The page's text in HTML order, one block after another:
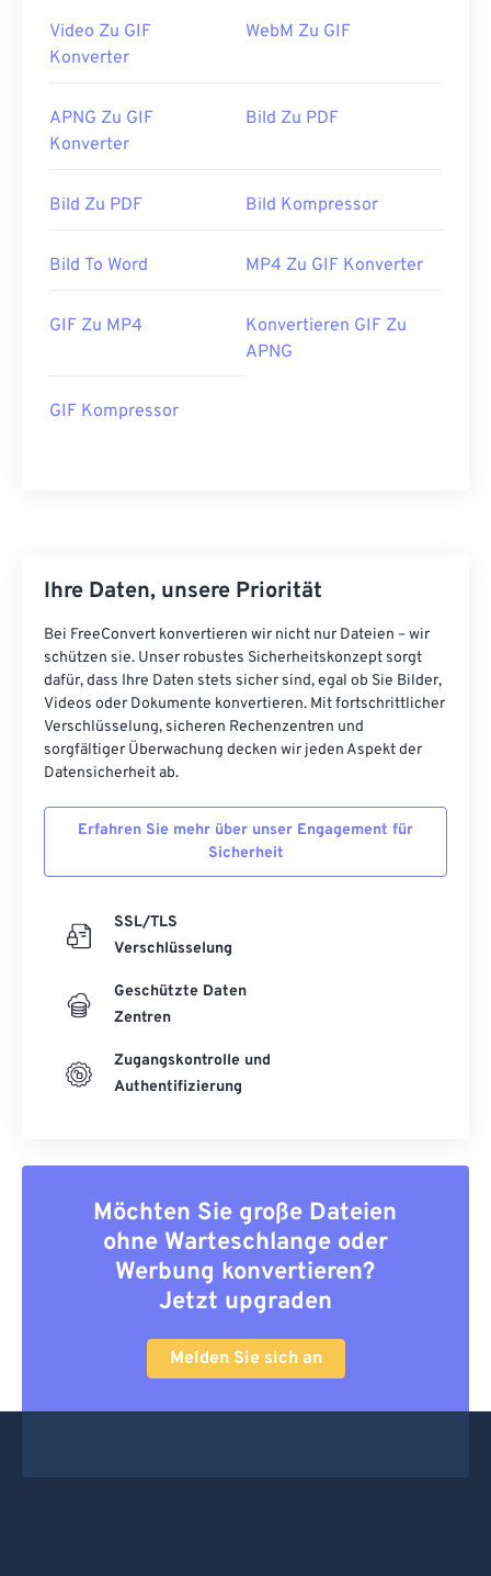
Erstveröffentlichung:
2004
Nützliche Links:
Zugehörige APNG-Tools:
für eine einfache Formatkonvertierung
Video Zu GIF
Konverter
WebM Zu GIF
APNG Zu GIF
Konverter
Bild Zu PDF
Bild Zu PDF Bild Kompressor
Bild To Word MP4 Zu GIF Konverter
GIF Zu MP4
Konvertieren GIF Zu
APNG
GIF Kompressor
Ihre Daten, unsere Priorität
Bei FreeConvert konvertieren wir nicht nur Dateien – wir
schützen sie. Unser robustes Sicherheitskonzept sorgt
dafür, dass Ihre Daten stets sicher sind, egal ob Sie Bilder,
Videos oder Dokumente konvertieren. Mit fortschrittlicher
Verschlüsselung, sicheren Rechenzentren und
sorgfältiger Überwachung decken wir jeden Aspekt der
Datensicherheit ab.
Erfahren Sie mehr über unser Engagement für
Sicherheit
SSL/TLS
Verschlüsselung
Geschützte Daten
Zentren
Zugangskontrolle und
Authentifizierung
Möchten Sie große Dateien
ohne Warteschlange oder
Werbung konvertieren?
Jetzt upgraden
Melden Sie sich an